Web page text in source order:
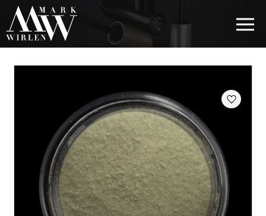
EUR
BEST SELLERS
КОСМЕТИКА ДЛЯ ВОЛОС
КОСМЕТИКА ДЛЯ ГЛАЗ
КОСМЕТИКА ДЛЯ БРОВЕЙ